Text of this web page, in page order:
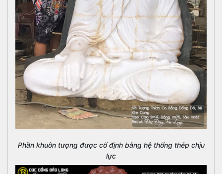
Phần khuôn tượng được cố định bằng hệ thống thép chịu
lực